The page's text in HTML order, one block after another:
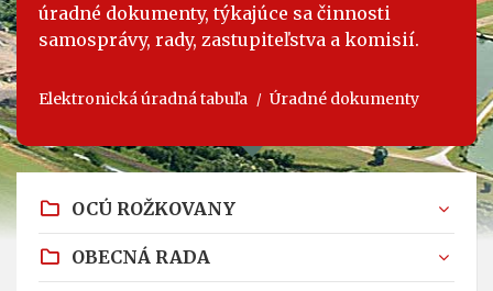
úradné dokumenty, týkajúce sa činnosti
samosprávy, rady, zastupiteľstva a komisií.
Elektronická úradná tabuľa Úradné dokumenty
OCÚ ROŽKOVANY
OBECNÁ RADA